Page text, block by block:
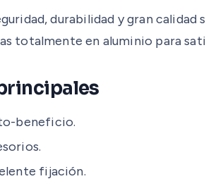
durabilidad y gran
totalmente en aluminio para
beneficio.
fijación.